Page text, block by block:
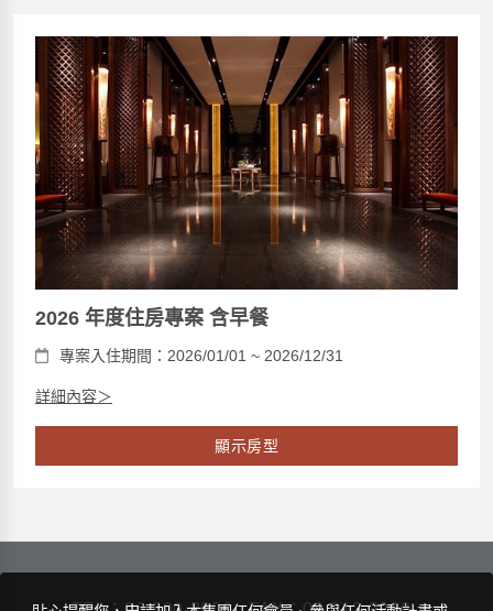
2026 年度住房專案 含早餐
專案入住期間：2026/01/01 ~ 2026/12/31
詳細內容＞
顯示房型